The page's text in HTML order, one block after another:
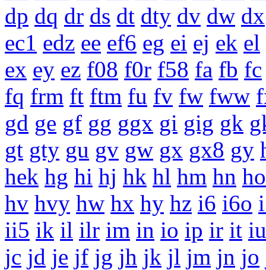
dp dq dr ds dt dty dv dw dx
ec1 edz ee ef6 eg ei ej ek el
ex ey ez f08 f0r f58 fa fb fc
fq frm ft ftm fu fv fw fww
gd ge gf gg ggx gi gig gk
gt gty gu gv gw gx gx8 gy
hek hg hi hj hk hl hm hn ho
hv hvy hw hx hy hz i6 i6o
ii5 ik il ilr im in io ip ir it iu
jc jd je jf jg jh jk jl jm jn jo